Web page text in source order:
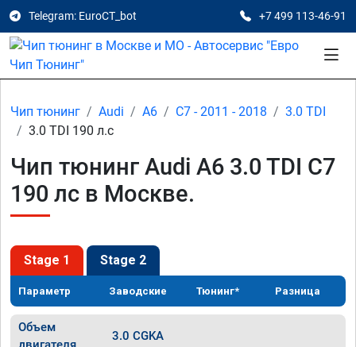
Telegram: EuroCT_bot +7 499 113-46-91
Чип тюнинг Audi A6 C7 - 2011 - 2018
3.0 TDI
3.0 TDI 190 л.с
Чип тюнинг Audi A6 3.0 TDI C7
190 лс в Москве.
Stage 1 Stage 2
Параметр Заводские Тюнинг* Разница
Объем
3.0 CGKA